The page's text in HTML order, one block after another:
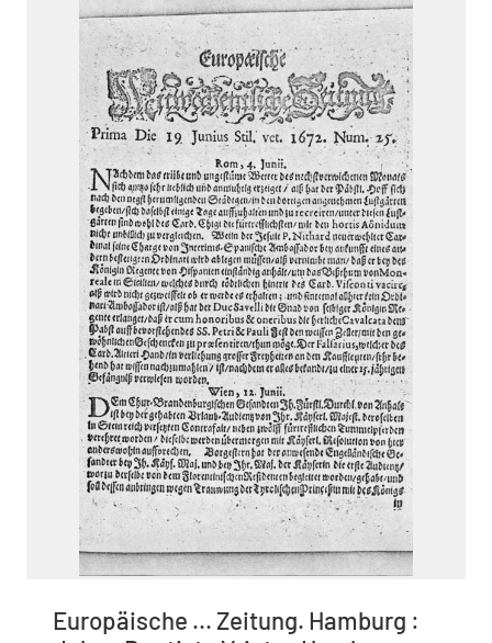
Europäische ... Zeitung. Hamburg :